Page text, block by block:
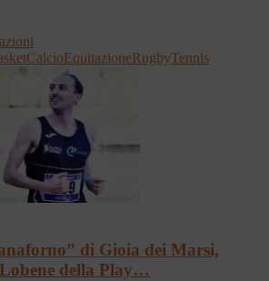
CalcioEquitazioneRugbyTennis
di Gioia dei Marsi,
della Play…